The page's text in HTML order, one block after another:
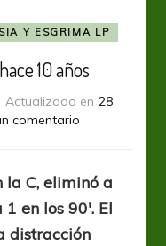
Y ESGRIMA LP
10 años
Actualizado en 28
comentario
hace
10
años
la C, eliminó a
en los 90′. El
distracción